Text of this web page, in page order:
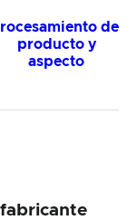
del
producto y
aspecto